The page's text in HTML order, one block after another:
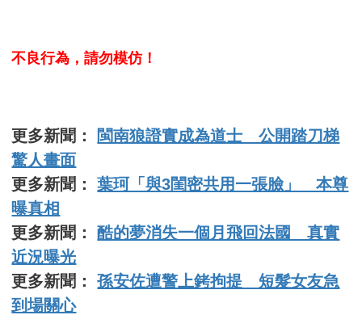
不良行為，請勿模仿！
更多新聞：
閩南狼證實成為道士 公開踏刀梯
驚人畫面
更多新聞：葉珂「與3閨密共用一張臉」 本尊
曝真相
更多新聞：酷的夢消失一個月飛回法國 真實
近況曝光
更多新聞：孫安佐遭警上銬拘提 短髮女友急
到場關心